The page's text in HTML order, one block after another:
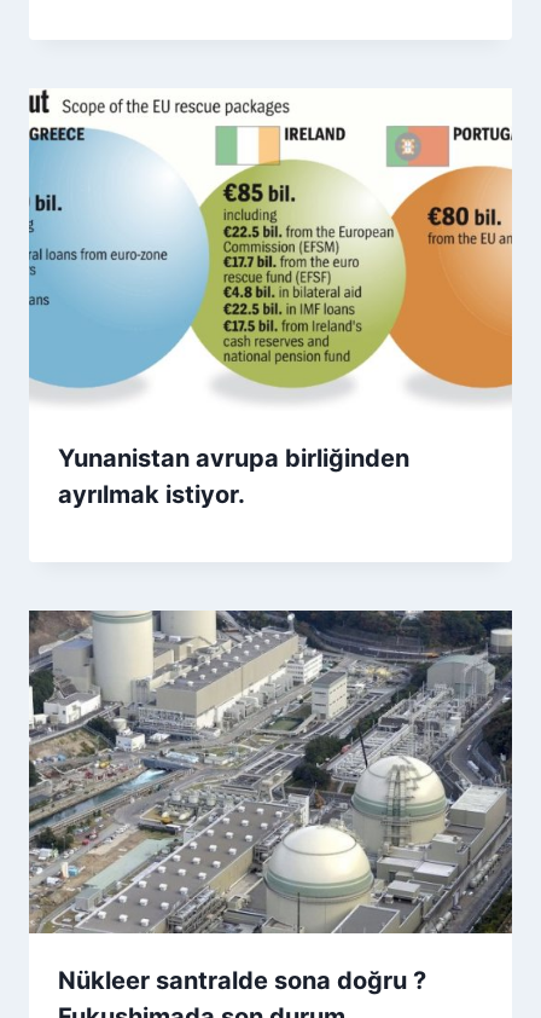
Yunanistan avrupa birliğinden
ayrılmak istiyor.
Nükleer santralde sona doğru ?